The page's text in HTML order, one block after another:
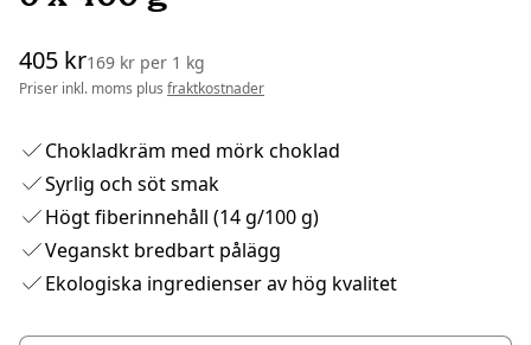
405 kr169 kr per 1 kg
Priser inkl. moms plus fraktkostnader
Chokladkräm med mörk choklad
Syrlig och söt smak
Högt fiberinnehåll (14 g/100 g)
Veganskt bredbart pålägg
Ekologiska ingredienser av hög kvalitet